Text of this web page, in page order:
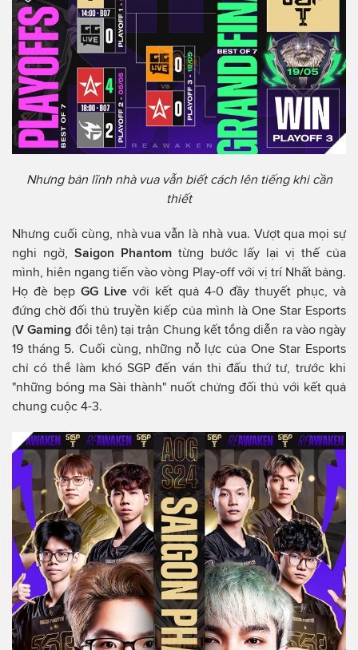
Nhưng bản lĩnh nhà vua vẫn biết cách lên tiếng khi cần
thiết
Nhưng cuối cùng, nhà vua vẫn là nhà vua. Vượt qua mọi sự
nghi ngờ, Saigon Phantom từng bước lấy lại vị thế của
mình, hiên ngang tiến vào vòng Play-off với vị trí Nhất bảng.
Họ đè bẹp GG Live với kết quả 4-0 đầy thuyết phục, và
đứng chờ đối thủ truyền kiếp của mình là One Star Esports
(V Gaming đổi tên) tại trận Chung kết tổng diễn ra vào ngày
19 tháng 5. Cuối cùng, những nỗ lực của One Star Esports
chỉ có thể làm khó SGP đến ván thi đấu thứ tư, trước khi
"những bóng ma Sài thành" nuốt chửng đối thủ với kết quả
chung cuộc 4-3.